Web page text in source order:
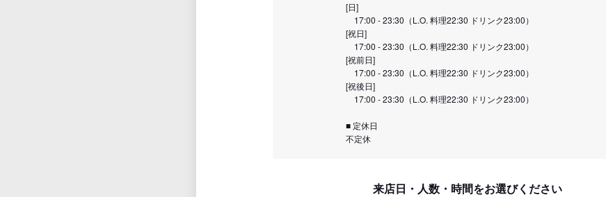
[日]
17:00 - 23:30（L.O. 料理22:30 ドリンク23:00）
[祝日]
17:00 - 23:30（L.O. 料理22:30 ドリンク23:00）
[祝前日]
17:00 - 23:30（L.O. 料理22:30 ドリンク23:00）
[祝後日]
17:00 - 23:30（L.O. 料理22:30 ドリンク23:00）
■ 定休日
不定休
来店日・人数・時間をお選びください